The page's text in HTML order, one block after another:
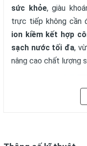
sức khỏe, giàu
trực tiếp không cần
ion kiềm kết hợp
sạch nước tối đa,
nâng cao chất lượng